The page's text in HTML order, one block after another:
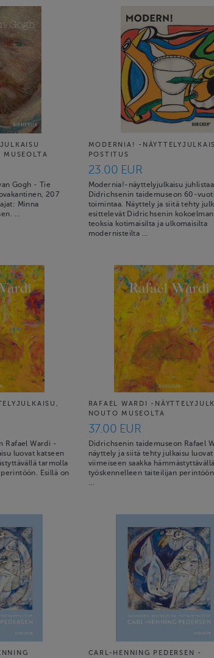
Gogh - Tie
207
Minna
…
MODERNIA! -
POSTITUS
23.00 EUR
Modernia!-näyttelyjulkaisu juhlistaa
Didrichsenin taidemuseon 60-
toimintaa. Näyttely ja siitä tehty
esittelevät Didrichsenin kokoelman
teoksia kotimaisilta ja ulkomaisilta
modernisteilta …
Rafael Wardi -
luovat katseen
tarmolla
Esillä on
RAFAEL WARDI -
NOUTO MUSEOLTA
37.00 EUR
Didrichsenin taidemuseon Rafael
näyttely ja siitä tehty julkaisu luovat
viimeiseen saakka
työskennelleen taiteilijan
…
CARL-HENNING PEDERSEN -